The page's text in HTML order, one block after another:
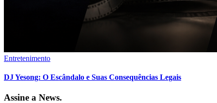
Entretenimento
DJ Yesong: O Escândalo e Suas Consequências Legais
Assine a News.